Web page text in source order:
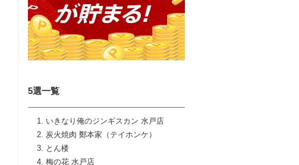
5選一覧
いきなり俺のジンギスカン 水戸店
炭火焼肉 鄭本家（テイホンケ）
とん楼
梅の花 水戸店